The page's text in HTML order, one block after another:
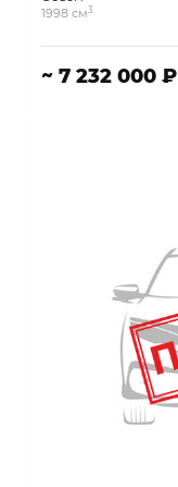
1998 см3
~ 7 232 000 ₽